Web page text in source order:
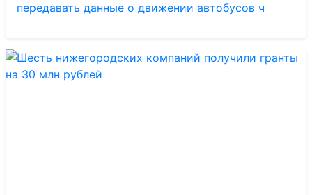
передавать данные о движении автобусов ч